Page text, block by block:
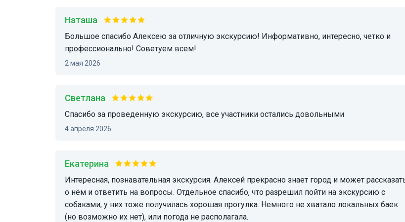
наташа
Большое спасибо Алексею за отличную экскурсию! Информативно, интересно, четко и
профессионально! Советуем всем!
2 мая 2026
Светлана
спасибо за проведенную экскурсию, все участники остались довольными
4 апреля 2026
Екатерина
Интересная, познавательная экскурсия. Алексей прекрасно знает город и может рассказать
о нём и ответить на вопросы. Отдельное спасибо, что разрешил пойти на экскурсию с
собаками, у них тоже получилась хорошая прогулка. Немного не хватало локальных баек
(но возможно их нет), или погода не располагала.